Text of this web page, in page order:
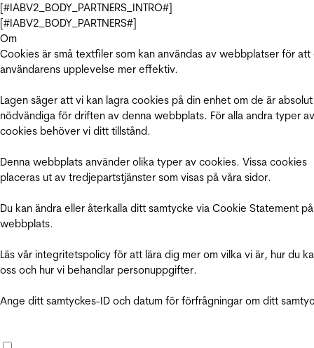
[#IABV2_BODY_PARTNERS_INTRO#]
[#IABV2_BODY_PARTNERS#]
Om
Cookies är små textfiler som kan användas av webbplatser för att
användarens upplevelse mer effektiv.
Lagen säger att vi kan lagra cookies på din enhet om de är absolut
nödvändiga för driften av denna webbplats. För alla andra typer av
cookies behöver vi ditt tillstånd.
Denna webbplats använder olika typer av cookies. Vissa cookies
placeras ut av tredjepartstjänster som visas på våra sidor.
Du kan ändra eller återkalla ditt samtycke via Cookie Statement
webbplats.
Läs vår integritetspolicy för att lära dig mer om vilka vi är, hur du
oss och hur vi behandlar personuppgifter.
Ange ditt samtyckes-ID och datum för förfrågningar om ditt